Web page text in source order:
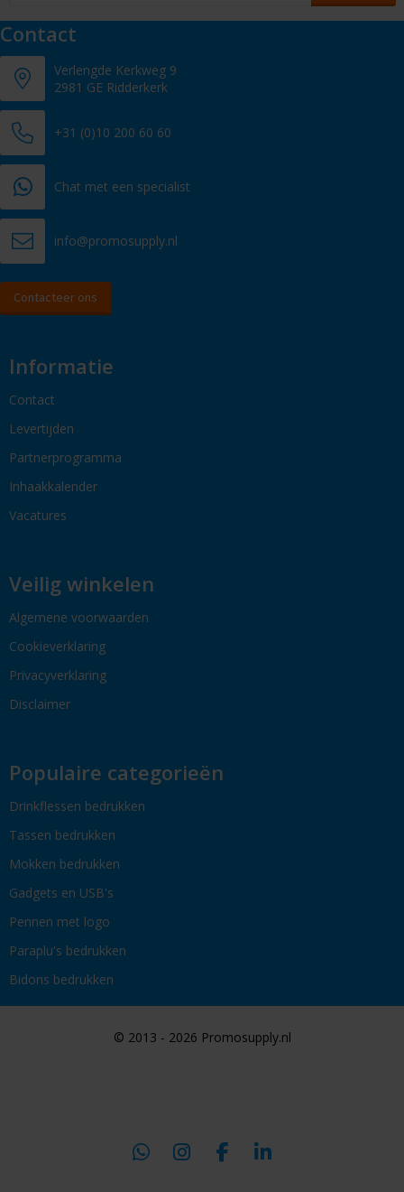
Contact
Verlengde Kerkweg 9
2981 GE Ridderkerk
+31 (0)10 200 60 60
Chat met een specialist
info@promosupply.nl
Contacteer ons
Informatie
Contact
Levertijden
Partnerprogramma
Inhaakkalender
Vacatures
Veilig winkelen
Algemene voorwaarden
Cookieverklaring
Privacyverklaring
Disclaimer
Populaire categorieën
Drinkflessen bedrukken
Tassen bedrukken
Mokken bedrukken
Gadgets en USB's
Pennen met logo
Paraplu's bedrukken
Bidons bedrukken
© 2013 - 2026 Promosupply.nl